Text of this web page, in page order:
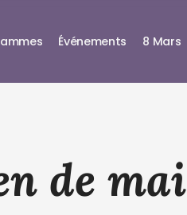
Événements 8 Mars
de mai